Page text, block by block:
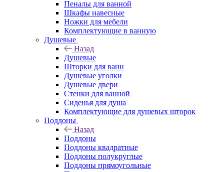
Пеналы для ванной
Шкафы навесные
Ножки для мебели
Комплектующие в ванную
Душевые
Назад
Душевые
Шторки для ванн
Душевые уголки
Душевые двери
Стенки для ванной
Сиденья для душа
Комплектующие для душевых шторок
Поддоны
Назад
Поддоны
Поддоны квадратные
Поддоны полукруглые
Поддоны прямоугольные